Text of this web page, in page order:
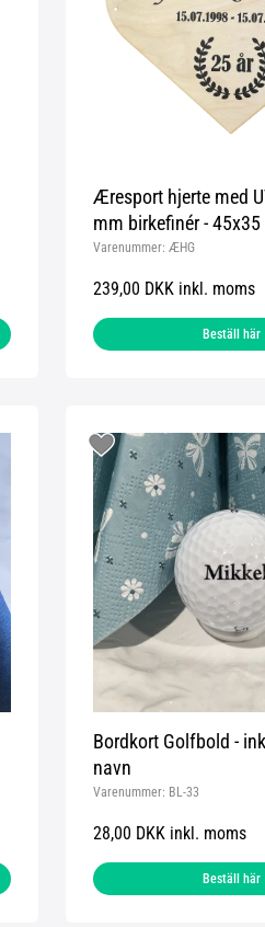
Æresport hjerte med
mm birkefinér - 45x35
Varenummer: ÆHG
239,00 DKK inkl. moms
Beställ här
Bordkort Golfbold -
navn
Varenummer: BL-33
28,00 DKK inkl. moms
Beställ här